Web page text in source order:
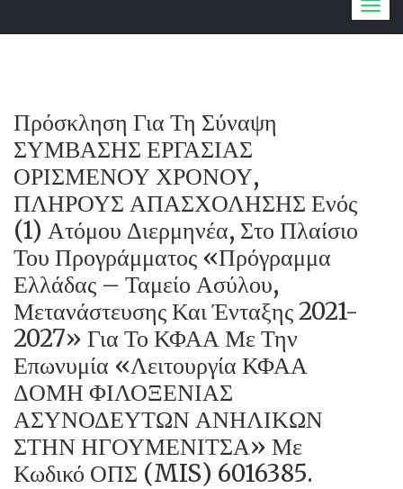
Πρόσκληση Για Τη Σύναψη
ΣΥΜΒΑΣΗΣ ΕΡΓΑΣΙΑΣ
ΟΡΙΣΜΕΝΟΥ ΧΡΟΝΟΥ,
ΠΛΗΡΟΥΣ ΑΠΑΣΧΟΛΗΣΗΣ Ενός
(1) Ατόμου Διερμηνέα, Στο Πλαίσιο
Του Προγράμματος «Πρόγραμμα
Ελλάδας – Ταμείο Ασύλου,
Μετανάστευσης Και Ένταξης 2021-
2027» Για Το ΚΦΑΑ Με Την
Επωνυμία «Λειτουργία ΚΦΑΑ
ΔΟΜΗ ΦΙΛΟΞΕΝΙΑΣ
ΑΣΥΝΟΔΕΥΤΩΝ ΑΝΗΛΙΚΩΝ
ΣΤΗΝ ΗΓΟΥΜΕΝΙΤΣΑ» Με
Κωδικό ΟΠΣ (MIS) 6016385.